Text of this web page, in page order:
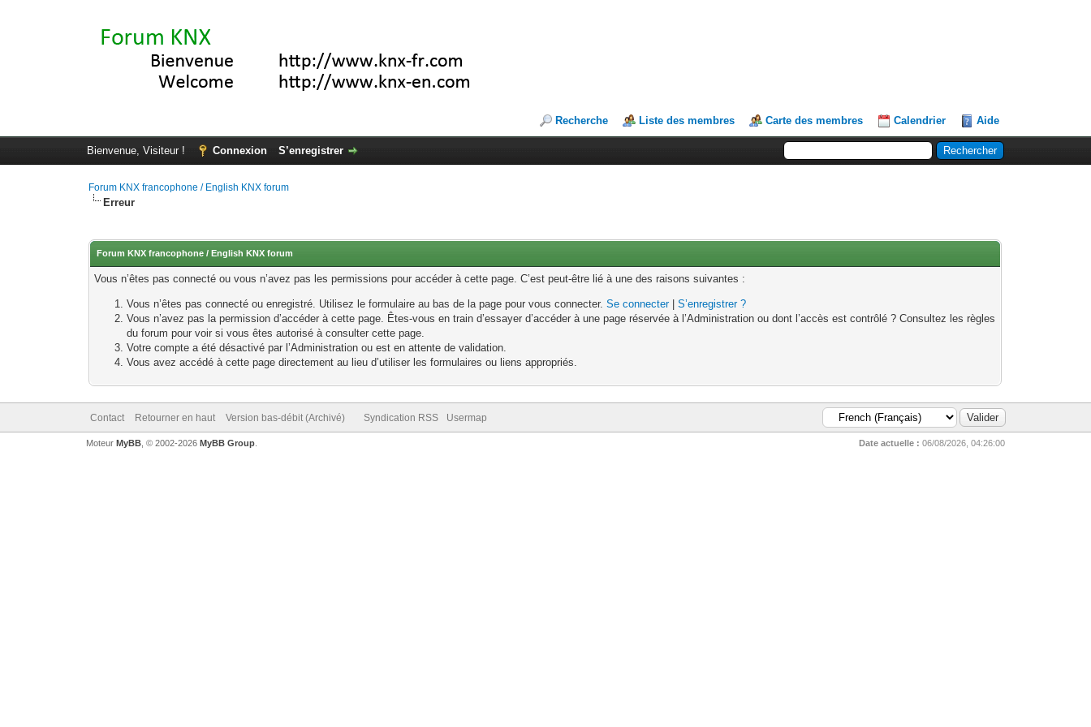
Recherche Liste des membres Carte des membres Calendrier Aide
Bienvenue, Visiteur ! Connexion S’enregistrer
Forum KNX francophone / English KNX forum
Erreur
Forum KNX francophone / English KNX forum
Vous n’êtes pas connecté ou vous n’avez pas les permissions pour accéder à cette page. C’est peut-être lié à une des raisons suivantes :
Vous n’êtes pas connecté ou enregistré. Utilisez le formulaire au bas de la page pour vous connecter.Se connecter|S’enregistrer ?
Vous n’avez pas la permission d’accéder à cette page. Êtes-vous en train d’essayer d’accéder à une page réservée à l’Administration ou dont l’accès est contrôlé ? Consultez les règles
du forum pour voir si vous êtes autorisé à consulter cette page.
Votre compte a été désactivé par l’Administration ou est en attente de validation.
Vous avez accédé à cette page directement au lieu d’utiliser les formulaires ou liens appropriés.
Contact Retourner en haut Version bas-débit (Archivé) Syndication RSS Usermap
Date actuelle : 06/08/2026, 04:26:00
Moteur MyBB, © 2002-2026 MyBB Group.